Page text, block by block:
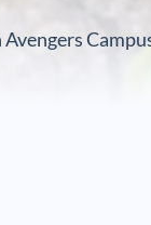
Avengers